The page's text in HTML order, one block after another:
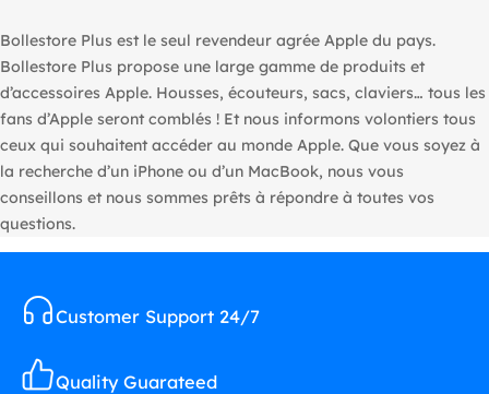
,000 CFA
Bollestore Plus est le seul revendeur agrée Apple du pays.
Bollestore Plus propose une large gamme de produits et
d’accessoires Apple. Housses, écouteurs, sacs, claviers… tous les
fans d’Apple seront comblés ! Et nous informons volontiers tous
ceux qui souhaitent accéder au monde Apple. Que vous soyez à
la recherche d’un iPhone ou d’un MacBook, nous vous
conseillons et nous sommes prêts à répondre à toutes vos
questions.
Customer Support 24/7
Quality Guarateed